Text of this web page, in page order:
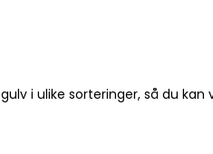
i ulike sorteringer, så du